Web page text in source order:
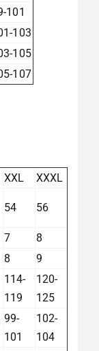
101
103
105
107
XXL
XXXL
54 56
7
8
8
9
114-
119
120-
125
99-
101
102-
104